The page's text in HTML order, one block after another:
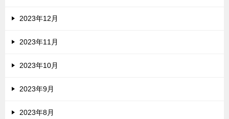
2023年12月
2023年11月
2023年10月
2023年9月
2023年8月